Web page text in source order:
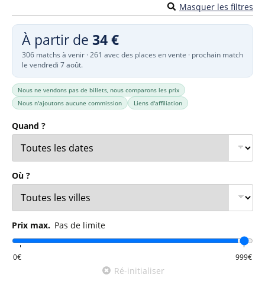
Masquer les filtres
À partir de 34 €
306 matchs à venir · 261 avec des places en vente · prochain match
le vendredi 7 août.
Nous ne vendons pas de billets, nous comparons les prix
Nous n'ajoutons aucune commission
Liens d'affiliation
Quand ?
Où ?
Prix max. Pas de limite
Ré-initialiser